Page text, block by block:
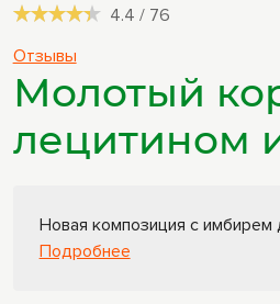
растительные
масла
Книги Гарбузова
4.4 / 76
Отзывы
Молотый
лецитином
Новая композиция с имбирем
Подробнее